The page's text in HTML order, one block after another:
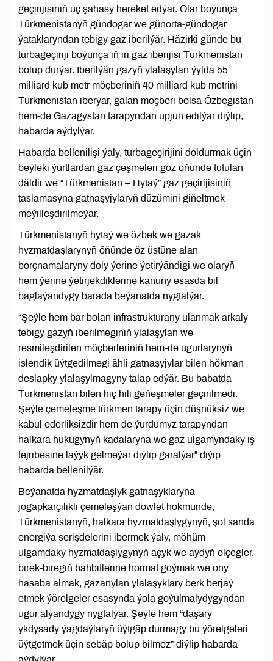
geçirijisiniň üç şahasy hereket edýär. Olar boýunça
Türkmenistanyň gündogar we günorta-gündogar
ýataklaryndan tebigy gaz iberilýär. Häzirki günde bu
turbageçiriji boýunça iň iri gaz iberijisi Türkmenistan
bolup durýar. Iberilýän gazyň ylalaşylan ýylda 55
milliard kub metr möçberiniň 40 milliard kub metrini
Türkmenistan iberýär, galan möçberi bolsa Özbegistan
hem-de Gazagystan tarapyndan üpjün edilýär diýlip,
habarda aýdylýar.
Habarda bellenilişi ýaly, turbageçirijini doldurmak üçin
beýleki ýurtlardan gaz çeşmeleri göz öňünde tutulan
däldir we “Türkmenistan – Hytaý” gaz geçirijisiniň
taslamasyna gatnaşyjylaryň düzümini giňeltmek
meýilleşdirilmeýär.
Türkmenistanyň hytaý we özbek we gazak
hyzmatdaşlarynyň öňünde öz üstüne alan
borçnamalaryny doly ýerine ýetirýändigi we olaryň
hem ýerine ýetirjekdiklerine kanuny esasda bil
baglaýandygy barada beýanatda nygtalýar.
“Şeýle hem bar bolan infrastrukturany ulanmak arkaly
tebigy gazyň iberilmeginiň ylalaşylan we
resmileşdirilen möçberleriniň hem-de ugurlarynyň
islendik üýtgedilmegi ähli gatnaşyjylar bilen hökman
deslapky ylalaşylmagyny talap edýär. Bu babatda
Türkmenistan bilen hiç hili geňeşmeler geçirilmedi.
Şeýle çemeleşme türkmen tarapy üçin düşnüksiz we
kabul ederliksizdir hem-de ýurdumyz tarapyndan
halkara hukugynyň kadalaryna we gaz ulgamyndaky iş
tejribesine laýyk gelmeýär diýlip garalýar” diýip
habarda bellenilýär.
Beýanatda hyzmatdaşlyk gatnaşyklaryna
jogapkärçilikli çemeleşýän döwlet hökmünde,
Türkmenistanyň, halkara hyzmatdaşlygynyň, şol sanda
energiýa serişdelerini ibermek ýaly, möhüm
ulgamdaky hyzmatdaşlygynyň açyk we aýdyň ölçegler,
birek-biregiň bähbitlerine hormat goýmak we ony
hasaba almak, gazanylan ylalaşyklary berk berjaý
etmek ýörelgeler esasynda ýola goýulmalydygyndan
ugur alýandygy nygtalýar. Şeýle hem “daşary
ykdysady ýagdaýlaryň üýtgäp durmagy bu ýörelgeleri
üýtgetmek üçin sebäp bolup bilmez” diýlip habarda